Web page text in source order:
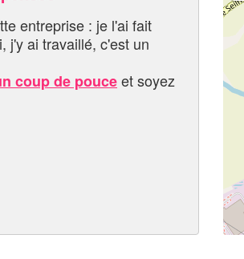
entreprise : je l'ai fait
j'y ai travaillé, c'est un
coup de pouceet soyez